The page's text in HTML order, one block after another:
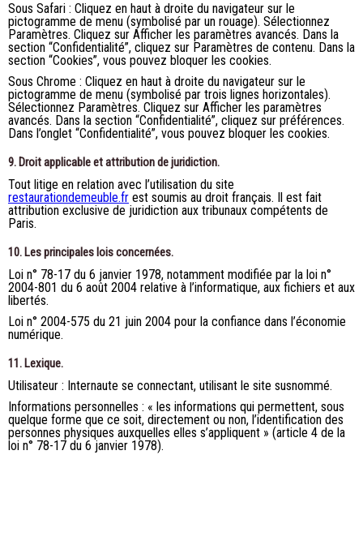
Sous Safari : Cliquez en haut à droite du navigateur sur le
pictogramme de menu (symbolisé par un rouage). Sélectionnez
Paramètres. Cliquez sur Afficher les paramètres avancés. Dans la
section “Confidentialité”, cliquez sur Paramètres de contenu. Dans la
section “Cookies”, vous pouvez bloquer les cookies.
Sous Chrome : Cliquez en haut à droite du navigateur sur le
pictogramme de menu (symbolisé par trois lignes horizontales).
Sélectionnez Paramètres. Cliquez sur Afficher les paramètres
avancés. Dans la section “Confidentialité”, cliquez sur préférences.
Dans l’onglet “Confidentialité”, vous pouvez bloquer les cookies.
9. Droit applicable et attribution de juridiction.
Tout litige en relation avec l’utilisation du site
restaurationdemeuble.fr est soumis au droit français. Il est fait
attribution exclusive de juridiction aux tribunaux compétents de
Paris.
10. Les principales lois concernées.
Loi n° 78-17 du 6 janvier 1978, notamment modifiée par la loi n°
2004-801 du 6 août 2004 relative à l’informatique, aux fichiers et aux
libertés.
Loi n° 2004-575 du 21 juin 2004 pour la confiance dans l’économie
numérique.
11. Lexique.
Utilisateur : Internaute se connectant, utilisant le site susnommé.
Informations personnelles : « les informations qui permettent, sous
quelque forme que ce soit, directement ou non, l’identification des
personnes physiques auxquelles elles s’appliquent » (article 4 de la
loi n° 78-17 du 6 janvier 1978).